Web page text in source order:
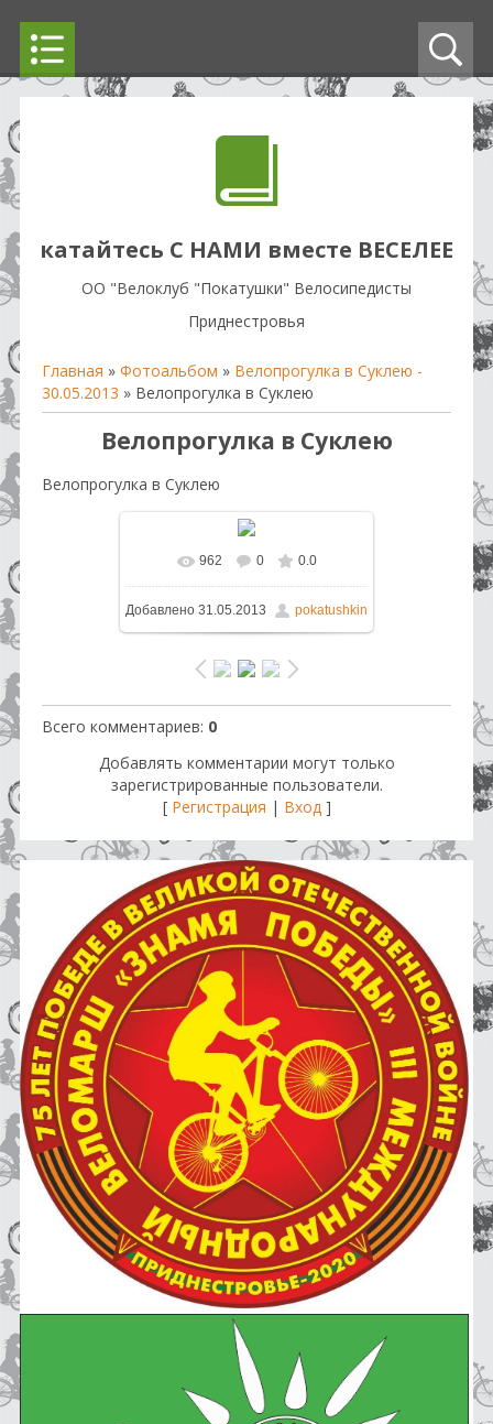
катайтесь С НАМИ вместе ВЕСЕЛЕЕ
OO "Велоклуб "Покатушки" Велосипедисты
Приднестровья
Главная » Фотоальбом » Велопрогулка в Суклею -
30.05.2013 » Велопрогулка в Суклею
Велопрогулка в Суклею
Велопрогулка в Суклею
В реальном размере 1600x1200
/ 244.3Kb
962 0 0.0
Добавлено 31.05.2013 pokatushkin
Всего комментариев: 0
Добавлять комментарии могут только
зарегистрированные пользователи.
[ Регистрация | Вход]